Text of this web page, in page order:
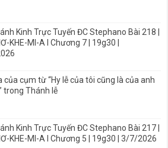
Kinh Trực Tuyến ĐC Stephano Bài 218 |
KHE-MI-A I Chương 7 | 19g30 |
của cụm từ “Hy lễ của tôi cũng là của anh
trong Thánh lễ
Kinh Trực Tuyến ĐC Stephano Bài 217 |
KHE-MI-A I Chương 5 | 19g30 | 3/7/2026